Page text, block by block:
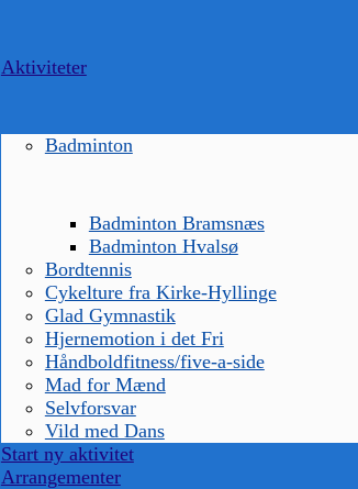
Aktiviteter
Badminton
Badminton Bramsnæs
Badminton Hvalsø
Bordtennis
Cykelture fra Kirke-Hyllinge
Glad Gymnastik
Hjernemotion i det Fri
Håndboldfitness/five-a-side
Mad for Mænd
Selvforsvar
Vild med Dans
Start ny aktivitet
Arrangementer